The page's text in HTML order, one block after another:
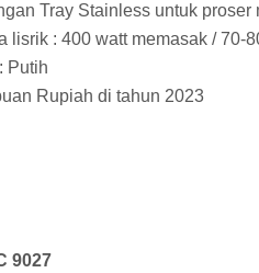
Tray Stainless untuk
lisrik : 400 watt memasak / 70-
Putih
Rupiah di tahun 2023
9027